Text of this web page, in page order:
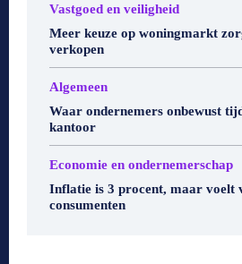
Vastgoed en veiligheid
Meer keuze op woningmarkt
verkopen
Algemeen
Waar ondernemers onbewust
kantoor
Economie en ondernemerschap
Inflatie is 3 procent, maar voelt
consumenten